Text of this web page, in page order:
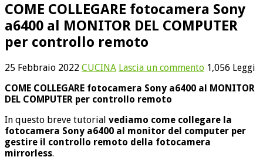
COME COLLEGARE fotocamera Sony
a6400 al MONITOR DEL COMPUTER
per controllo remoto
25 Febbraio 2022 CUCINA Lascia un commento 1,056 Leggi
COME COLLEGARE fotocamera Sony a6400 al MONITOR
DEL COMPUTER per controllo remoto
In questo breve tutorial vediamo come collegare la
fotocamera Sony a6400 al monitor del computer per
gestire il controllo remoto della fotocamera
mirrorless.